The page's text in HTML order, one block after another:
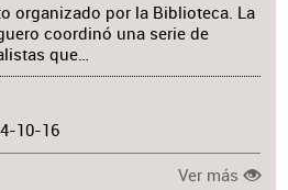
organizado por la Biblioteca. La
coordinó una serie de
que…
10-16
Ver más